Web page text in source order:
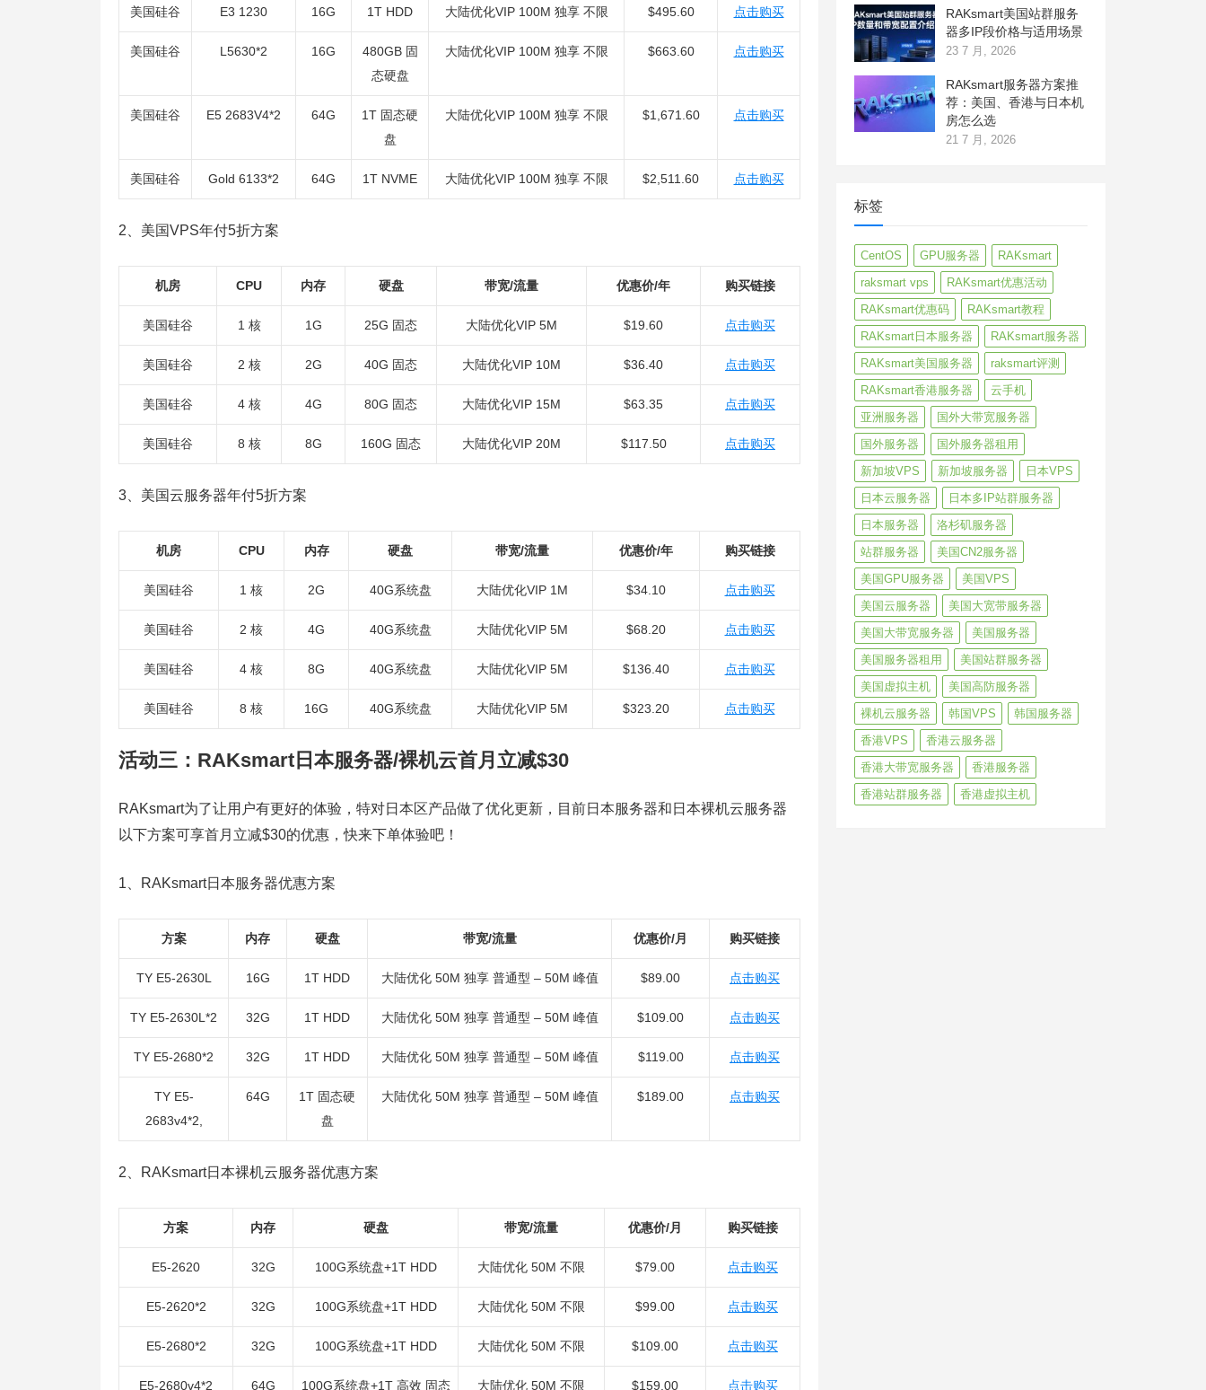
美国硅谷 E3 1230 16G 1T HDD 大陆优化VIP 100M 独享 不限 $495.60 点击购买
美国硅谷 L5630*2 16G
480GB 固
态硬盘
大陆优化VIP 100M 独享 不限 $663.60 点击购买
美国硅谷 E5 2683V4*2 64G
1T 固态硬
盘
大陆优化VIP 100M 独享 不限 $1,671.60 点击购买
美国硅谷 Gold 6133*2 64G 1T NVME 大陆优化VIP 100M 独享 不限 $2,511.60 点击购买
2、美国VPS年付5折方案
机房 CPU 内存 硬盘 带宽/流量 优惠价/年 购买链接
美国硅谷 1 核 1G 25G 固态 大陆优化VIP 5M $19.60 点击购买
美国硅谷 2 核 2G 40G 固态 大陆优化VIP 10M $36.40 点击购买
美国硅谷 4 核 4G 80G 固态 大陆优化VIP 15M $63.35 点击购买
美国硅谷 8 核 8G 160G 固态 大陆优化VIP 20M $117.50 点击购买
3、美国云服务器年付5折方案
机房 CPU 内存 硬盘 带宽/流量 优惠价/年 购买链接
美国硅谷 1 核 2G 40G系统盘 大陆优化VIP 1M $34.10 点击购买
美国硅谷 2 核 4G 40G系统盘 大陆优化VIP 5M $68.20 点击购买
美国硅谷 4 核 8G 40G系统盘 大陆优化VIP 5M $136.40 点击购买
美国硅谷 8 核 16G 40G系统盘 大陆优化VIP 5M $323.20 点击购买
活动三：RAKsmart日本服务器/裸机云首月立减$30
RAKsmart为了让用户有更好的体验，特对日本区产品做了优化更新，目前日本服务器和日本裸机云服务器
以下方案可享首月立减$30的优惠，快来下单体验吧！
1、RAKsmart日本服务器优惠方案
方案 内存 硬盘 带宽/流量 优惠价/月 购买链接
TY E5-2630L 16G 1T HDD 大陆优化 50M 独享 普通型 – 50M 峰值 $89.00 点击购买
TY E5-2630L*2 32G 1T HDD 大陆优化 50M 独享 普通型 – 50M 峰值 $109.00 点击购买
TY E5-2680*2 32G 1T HDD 大陆优化 50M 独享 普通型 – 50M 峰值 $119.00 点击购买
TY E5-
2683v4*2,
64G
1T 固态硬
盘
大陆优化 50M 独享 普通型 – 50M 峰值 $189.00 点击购买
2、RAKsmart日本裸机云服务器优惠方案
方案 内存 硬盘 带宽/流量 优惠价/月 购买链接
E5-2620 32G 100G系统盘+1T HDD 大陆优化 50M 不限 $79.00 点击购买
E5-2620*2 32G 100G系统盘+1T HDD 大陆优化 50M 不限 $99.00 点击购买
E5-2680*2 32G 100G系统盘+1T HDD 大陆优化 50M 不限 $109.00 点击购买
E5-2680v4*2 64G 100G系统盘+1T 高效 固态 大陆优化 50M 不限 $159.00 点击购买
RAKsmart美国站群服务
器多IP段价格与适用场景
23 7 月, 2026
RAKsmart服务器方案推
荐：美国、香港与日本机
房怎么选
21 7 月, 2026
标签
CentOS GPU服务器
RAKsmart
raksmart vps
RAKsmart优惠活动
RAKsmart优惠码
RAKsmart教程
RAKsmart日本服务器
RAKsmart服务器
RAKsmart美国服务器
raksmart评测
RAKsmart香港服务器
云手机
亚洲服务器
国外大带宽服务器
国外服务器
国外服务器租用
新加坡VPS
新加坡服务器
日本VPS
日本云服务器
日本多IP站群服务器
日本服务器
洛杉矶服务器
站群服务器
美国CN2服务器
美国GPU服务器
美国VPS
美国云服务器
美国大宽带服务器
美国大带宽服务器
美国服务器
美国服务器租用
美国站群服务器
美国虚拟主机
美国高防服务器
裸机云服务器
韩国VPS
韩国服务器
香港VPS
香港云服务器
香港大带宽服务器
香港服务器
香港站群服务器
香港虚拟主机